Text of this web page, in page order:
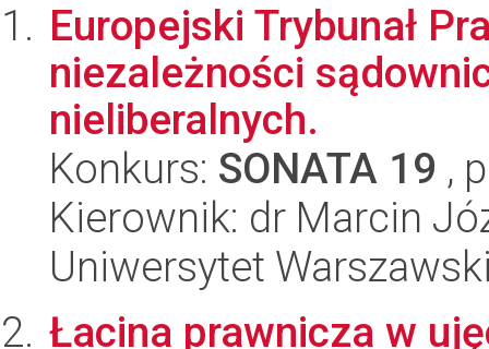
Europejski Trybunał
niezależności
nieliberalnych.
Konkurs: SONATA 19 ,
Kierownik: dr Marcin
Uniwersytet
Łacina prawnicza w